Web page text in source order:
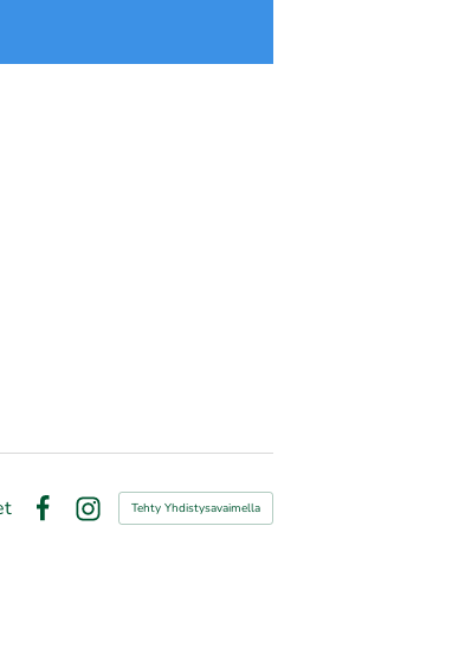
FacebookInstagram
Tehty Yhdistysavaimella